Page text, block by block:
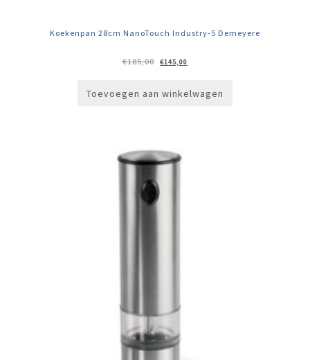
Koekenpan 28cm NanoTouch Industry-5 Demeyere
€185,00
Oorspronkelijke
prijs
€145,00
prijs
Toevoegen aan winkelwagen